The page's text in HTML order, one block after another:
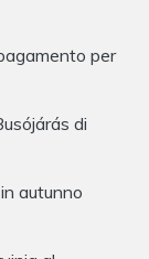
per
di
autunno